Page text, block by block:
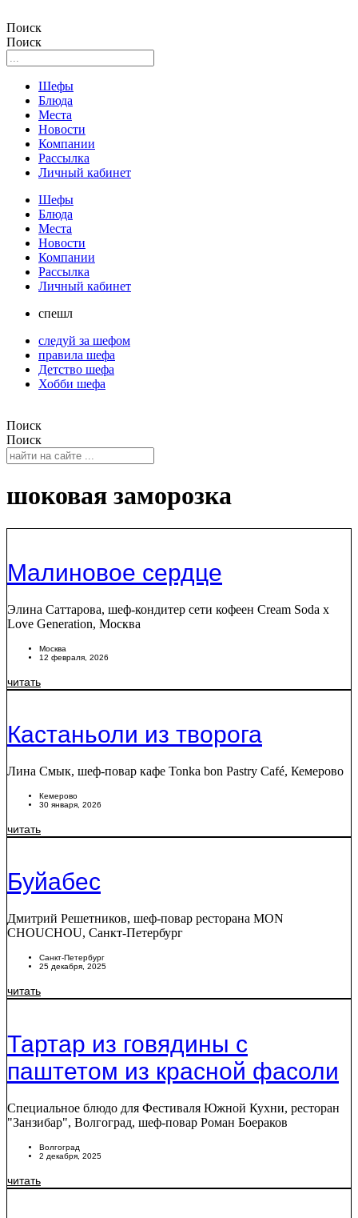
Поиск
Поиск
Шефы
Блюда
Места
Новости
Компании
Рассылка
Личный кабинет
Шефы
Блюда
Места
Новости
Компании
Рассылка
Личный кабинет
спешл
следуй за шефом
правила шефа
Детство шефа
Хобби шефа
Поиск
Поиск
шоковая заморозка
Малиновое сердце
Элина Саттарова, шеф-кондитер сети кофеен Cream Soda x
Love Generation, Москва
Москва
12 февраля, 2026
читать
Кастаньоли из творога
Лина Смык, шеф-повар кафе Tonka bon Pastry Café, Кемерово
Кемерово
30 января, 2026
читать
Буйабес
Дмитрий Решетников, шеф-повар ресторана MON
CHOUCHOU, Санкт-Петербург
Санкт-Петербург
25 декабря, 2025
читать
Тартар из говядины с
паштетом из красной фасоли
Специальное блюдо для Фестиваля Южной Кухни, ресторан
"Занзибар", Волгоград, шеф-повар Роман Боераков
Волгоград
2 декабря, 2025
читать